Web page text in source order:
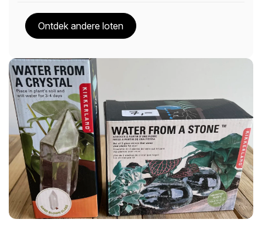
Ontdek andere loten